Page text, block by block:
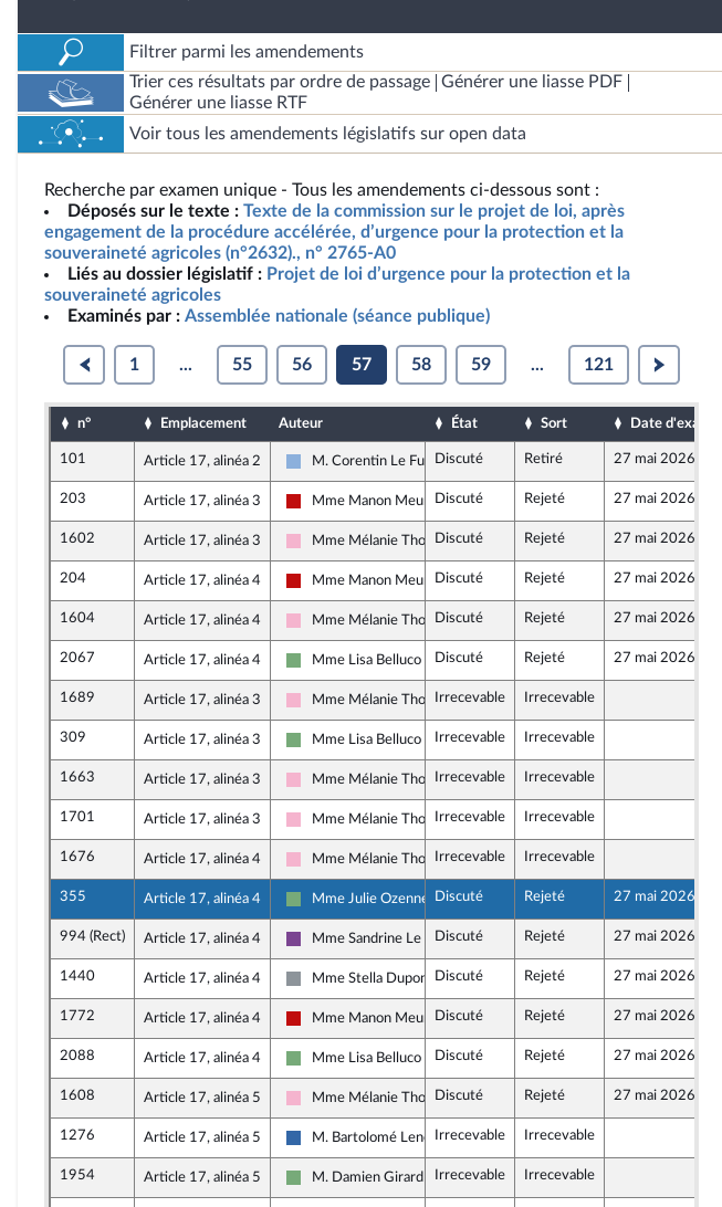
Filtrer parmi les amendements
Trier ces résultats par ordre de passage
Générer une liasse PDF
Générer une liasse RTF
Voir tous les amendements législatifs sur open data
Recherche par examen unique - Tous les amendements ci-dessous sont :
Déposés sur le texte : Texte de la commission sur le projet de loi, après
engagement de la procédure accélérée, d’urgence pour la protection et la
souveraineté agricoles (n°2632)., n° 2765-A0
Liés au dossier législatif : Projet de loi d’urgence pour la protection et la
souveraineté agricoles
Examinés par : Assemblée nationale (séance publique)
1 ... 55 56 57 58 59 ... 121
n° Emplacement Auteur État Sort Date d'examen
101 Article 17, alinéa 2
Droite Républicaine
M. Corentin Le Fur Discuté Retiré 27 mai 2026
203 Article 17, alinéa 3
La France insoumise - Nouveau Front Populaire
Mme Manon MeunierDiscuté Rejeté 27 mai 2026
1602 Article 17, alinéa 3
Socialistes et apparentés
Mme Mélanie ThominDiscuté Rejeté 27 mai 2026
204 Article 17, alinéa 4
La France insoumise - Nouveau Front Populaire
Mme Manon MeunierDiscuté Rejeté 27 mai 2026
1604 Article 17, alinéa 4
Socialistes et apparentés
Mme Mélanie ThominDiscuté Rejeté 27 mai 2026
2067 Article 17, alinéa 4
Écologiste et Social
Mme Lisa Belluco Discuté Rejeté 27 mai 2026
1689 Article 17, alinéa 3
Socialistes et apparentés
Mme Mélanie ThominIrrecevable Irrecevable
309 Article 17, alinéa 3
Écologiste et Social
Mme Lisa Belluco Irrecevable Irrecevable
1663 Article 17, alinéa 3
Socialistes et apparentés
Mme Mélanie ThominIrrecevable Irrecevable
1701 Article 17, alinéa 3
Socialistes et apparentés
Mme Mélanie ThominIrrecevable Irrecevable
1676 Article 17, alinéa 4
Socialistes et apparentés
Mme Mélanie ThominIrrecevable Irrecevable
355 Article 17, alinéa 4
Écologiste et Social
Mme Julie Ozenne Discuté Rejeté 27 mai 2026
994 (Rect) Article 17, alinéa 4
Ensemble pour la République
Mme Sandrine Le FeurDiscuté Rejeté 27 mai 2026
1440 Article 17, alinéa 4
Non inscrit
Mme Stella Dupont Discuté Rejeté 27 mai 2026
1772 Article 17, alinéa 4
La France insoumise - Nouveau Front Populaire
Mme Manon MeunierDiscuté Rejeté 27 mai 2026
2088 Article 17, alinéa 4
Écologiste et Social
Mme Lisa Belluco Discuté Rejeté 27 mai 2026
1608 Article 17, alinéa 5
Socialistes et apparentés
Mme Mélanie ThominDiscuté Rejeté 27 mai 2026
1276 Article 17, alinéa 5
Union des droites pour la République
M. Bartolomé LenoirIrrecevable Irrecevable
1954 Article 17, alinéa 5
Écologiste et Social
M. Damien Girard Irrecevable Irrecevable